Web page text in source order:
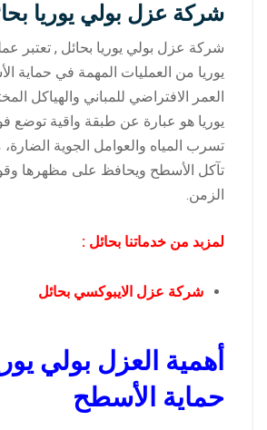
شركة عزل بولي يوريا
شركة عزل بولي يوريا بحائل , تعتبر
يوريا من العمليات المهمة في حماية
العمر الافتراضي للمباني والهياكل
يوريا هو عبارة عن طبقة واقية توضع
تسرب المياه والعوامل الجوية
تآكل الأسطح ويحافظ على مظهرها
الزمن.
لمزبد من خدماتنا بحائل :
شركة عزل الايبوكسي بحائل
أهمية العزل بولي
حماية الأسطح